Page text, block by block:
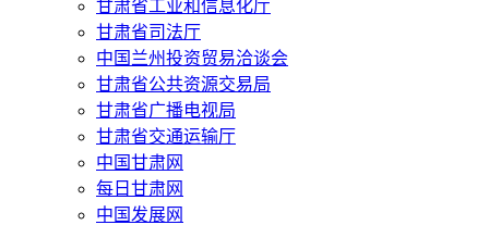
甘肃省工业和信息化厅
甘肃省司法厅
中国兰州投资贸易洽谈会
甘肃省公共资源交易局
甘肃省广播电视局
甘肃省交通运输厅
中国甘肃网
每日甘肃网
中国发展网